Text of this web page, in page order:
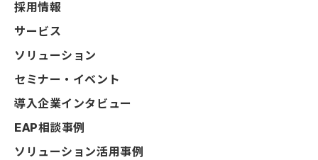
採用情報
サービス
ソリューション
セミナー・イベント
導入企業インタビュー
EAP相談事例
ソリューション活用事例